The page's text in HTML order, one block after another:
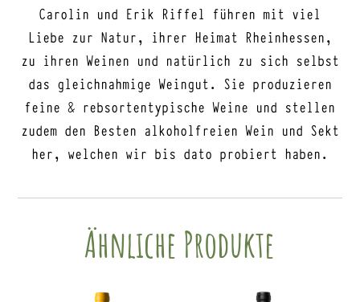
Carolin und Erik Riffel führen mit viel
Liebe zur Natur, ihrer Heimat Rheinhessen,
zu ihren Weinen und natürlich zu sich selbst
das gleichnahmige Weingut. Sie produzieren
feine & rebsortentypische Weine und stellen
zudem den Besten alkoholfreien Wein und Sekt
her, welchen wir bis dato probiert haben.
Ähnliche Produkte